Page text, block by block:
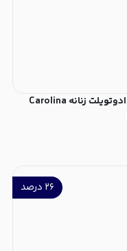
عطر ادکلن کارولینا هررا (سی اچ) 212 وایت ادوتویلت زنانه Carolina
۲۶ درصد